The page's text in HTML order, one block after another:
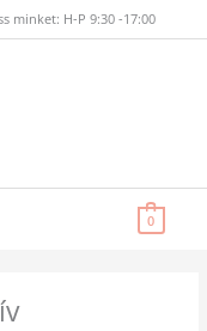
minket: H-P 9:30 -17:00
0